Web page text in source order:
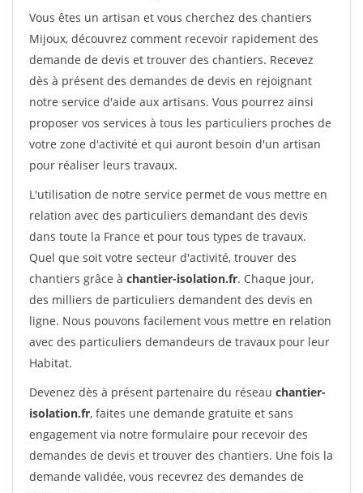
Vous êtes un artisan et vous cherchez des chantiers
Mijoux, découvrez comment recevoir rapidement des
demande de devis et trouver des chantiers. Recevez
dès à présent des demandes de devis en rejoignant
notre service d'aide aux artisans. Vous pourrez ainsi
proposer vos services à tous les particuliers proches de
votre zone d'activité et qui auront besoin d'un artisan
pour réaliser leurs travaux.
L'utilisation de notre service permet de vous mettre en
relation avec des particuliers demandant des devis
dans toute la France et pour tous types de travaux.
Quel que soit votre secteur d'activité, trouver des
chantiers grâce à chantier-isolation.fr. Chaque jour,
des milliers de particuliers demandent des devis en
ligne. Nous pouvons facilement vous mettre en relation
avec des particuliers demandeurs de travaux pour leur
Habitat.
Devenez dès à présent partenaire du réseau chantier-
isolation.fr, faites une demande gratuite et sans
engagement via notre formulaire pour recevoir des
demandes de devis et trouver des chantiers. Une fois la
demande validée, vous recevrez des demandes de